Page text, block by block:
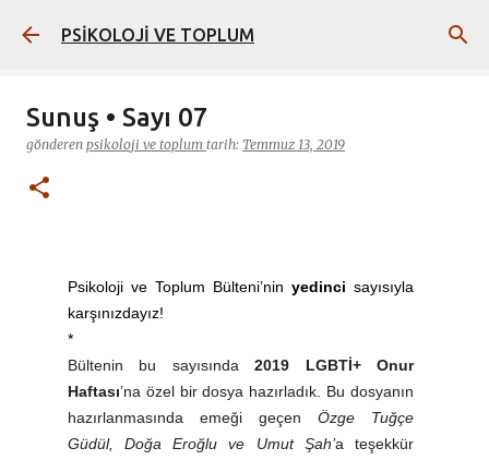
Ana içeriğe atla
PSİKOLOJİ VE TOPLUM
Sunuş • Sayı 07
gönderen psikoloji ve toplum tarih: Temmuz 13, 2019
Psikoloji ve Toplum Bülteni’ninyedinci sayısıyla
karşınızdayız!
*
Bültenin bu sayısında2019 LGBTİ+ Onur
Haftası’na özel bir dosya hazırladık. Bu dosyanın
hazırlanmasında emeği geçen Özge Tuğçe
Güdül, Doğa Eroğlu ve Umut Şah’a
teşekkür